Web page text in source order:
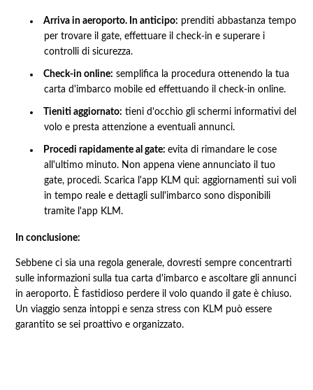
Arriva in aeroporto. In anticipo: prenditi abbastanza tempo
per trovare il gate, effettuare il check-in e superare i
controlli di sicurezza.
Check-in online: semplifica la procedura ottenendo la tua
carta d'imbarco mobile ed effettuando il check-in online.
Tieniti aggiornato: tieni d'occhio gli schermi informativi del
volo e presta attenzione a eventuali annunci.
Procedi rapidamente al gate:evita di rimandare le cose
all'ultimo minuto. Non appena viene annunciato il tuo
gate, procedi. Scarica l'app KLM qui: aggiornamenti sui voli
in tempo reale e dettagli sull'imbarco sono disponibili
tramite l'app KLM.
In conclusione:
Sebbene ci sia una regola generale, dovresti sempre concentrarti
sulle informazioni sulla tua carta d'imbarco e ascoltare gli annunci
in aeroporto. È fastidioso perdere il volo quando il gate è chiuso.
Un viaggio senza intoppi e senza stress con KLM può essere
garantito se sei proattivo e organizzato.